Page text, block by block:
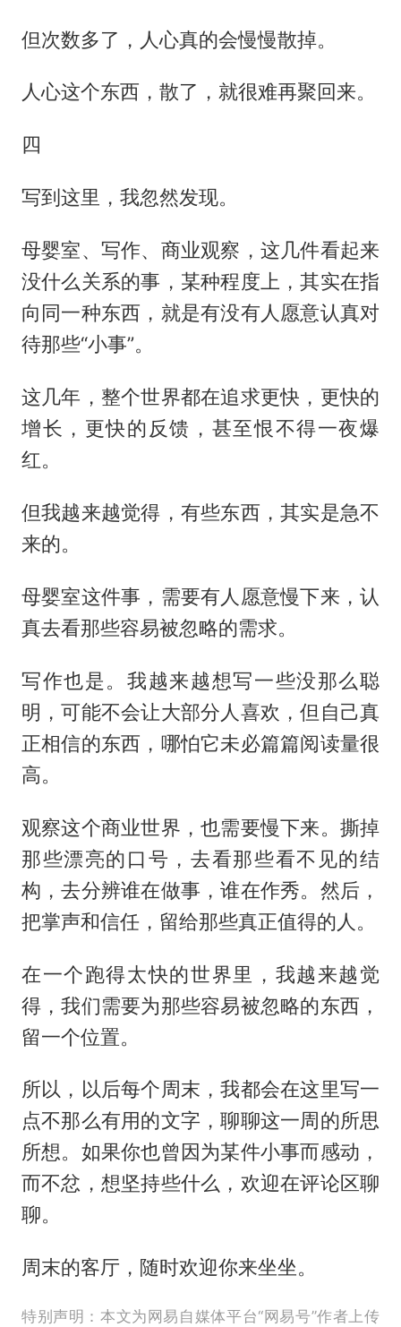
但次数多了，人心真的会慢慢散掉。
人心这个东西，散了，就很难再聚回来。
四
写到这里，我忽然发现。
母婴室、写作、商业观察，这几件看起来
没什么关系的事，某种程度上，其实在指
向同一种东西，就是有没有人愿意认真对
待那些“小事”。
这几年，整个世界都在追求更快，更快的
增长，更快的反馈，甚至恨不得一夜爆
红。
但我越来越觉得，有些东西，其实是急不
来的。
母婴室这件事，需要有人愿意慢下来，认
真去看那些容易被忽略的需求。
写作也是。我越来越想写一些没那么聪
明，可能不会让大部分人喜欢，但自己真
正相信的东西，哪怕它未必篇篇阅读量很
高。
观察这个商业世界，也需要慢下来。撕掉
那些漂亮的口号，去看那些看不见的结
构，去分辨谁在做事，谁在作秀。然后，
把掌声和信任，留给那些真正值得的人。
在一个跑得太快的世界里，我越来越觉
得，我们需要为那些容易被忽略的东西，
留一个位置。
所以，以后每个周末，我都会在这里写一
点不那么有用的文字，聊聊这一周的所思
所想。如果你也曾因为某件小事而感动，
而不忿，想坚持些什么，欢迎在评论区聊
聊。
周末的客厅，随时欢迎你来坐坐。
特别声明：本文为网易自媒体平台“网易号”作者上传